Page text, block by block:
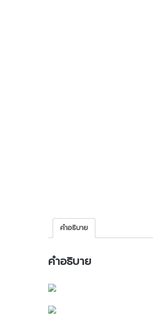
คำอธิบาย
คำอธิบาย